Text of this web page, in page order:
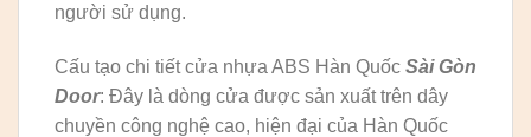
người sử dụng.
Cấu tạo chi tiết cửa nhựa ABS Hàn Quốc Sài Gòn
Door: Đây là dòng cửa được sản xuất trên dây
chuyền công nghệ cao, hiện đại của Hàn Quốc